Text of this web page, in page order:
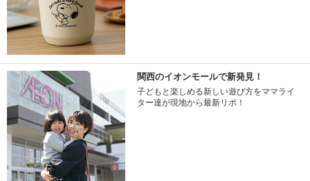
関西のイオンモールで新発見！
子どもと楽しめる新しい遊び方をママライ
ター達が現地から最新リポ！